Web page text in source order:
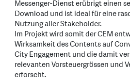
Messenger-Dienst erübrigt einen
Download und ist ideal für eine
Nutzung aller Stakeholder.
Im Projekt wird somit der CEM
Wirksamkeit des Contents auf
City Engagement und die damit
relevanten Vorsteuergrössen und
erforscht.